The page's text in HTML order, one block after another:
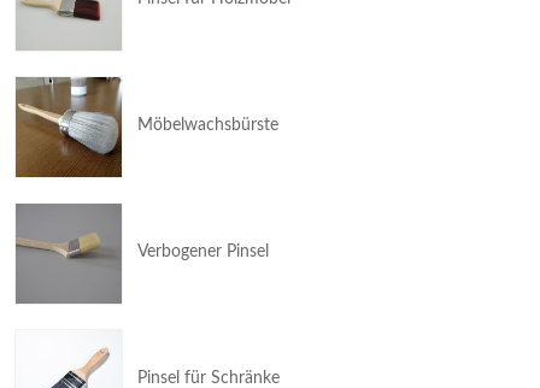
Möbelwachsbürste
Verbogener Pinsel
Pinsel für Schränke